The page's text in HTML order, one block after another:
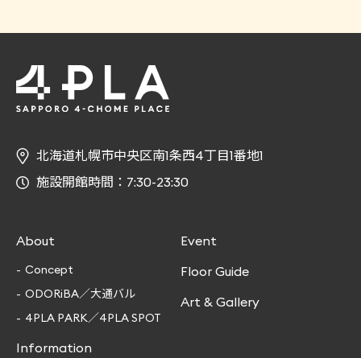
About
Concept
ODORiBA／大通バル
4PLA PARK／4PLA SPOT
Event
Floor Guide
Art & Gallery
Information
北海道札幌市中央区南1条西4丁目1番地1
施設開館時間：7:30-23:30